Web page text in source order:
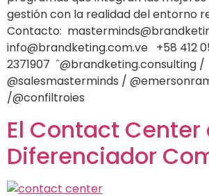
gestión con la realidad del entorno
Contacto:
info@brandketing.com.ve +58 412
2371907 ˆ@brandketing.consulting /
@salesmasterminds /
/@confiltroies
El Contact
Diferenciador